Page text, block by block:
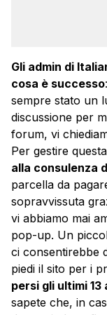
Gli admin di
cosa è successo
sempre stato un
discussione per
forum, vi
Per gestire
alla consulenza
parcella da
sopravvissuta
vi abbiamo mai
pop-up. Un
ci consentirebbe
piedi il sito per i
persi gli ultimi 13
sapete che, in